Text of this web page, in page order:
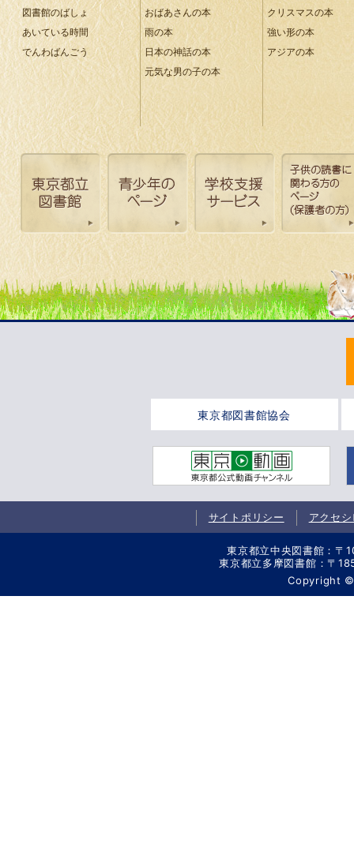
図書館のばしょ
あいている時間
でんわばんごう
おばあさんの本
雨の本
日本の神話の本
元気な男の子の本
クリスマスの本
強い形の本
アジアの本
東京都図書館協会
サイトポリシー アクセ
東京都立中央図書館：
東京都立多摩図書館：
Copyright ©